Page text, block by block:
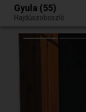
Egy jó randiból bármi lehet.
Gyula (55)
Hajdúszoboszló